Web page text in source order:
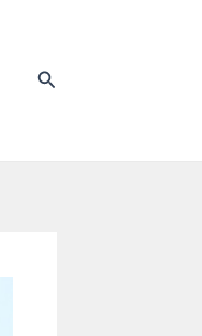
Cerca